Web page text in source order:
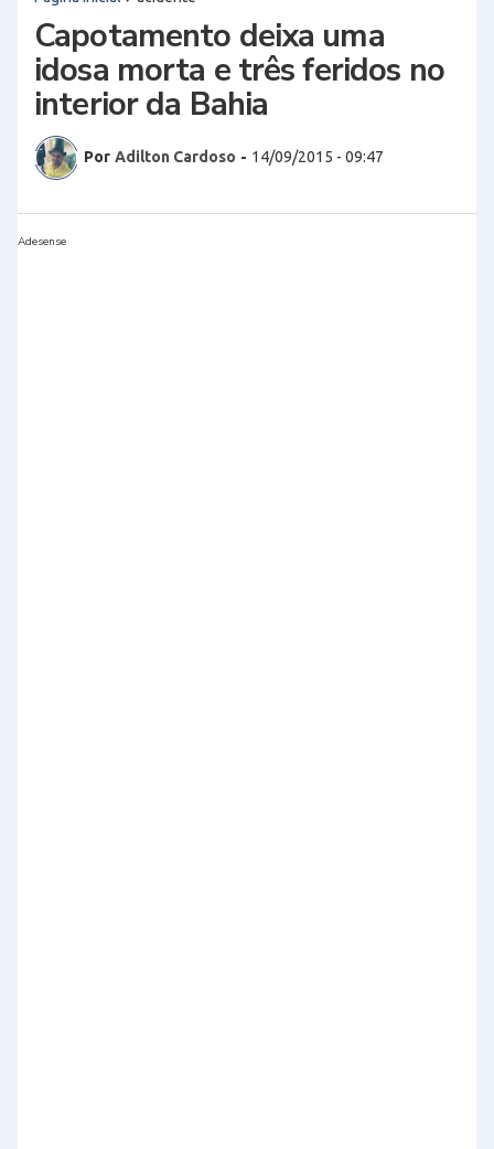
Capotamento deixa uma
idosa morta e três feridos no
interior da Bahia
Por Adilton Cardoso - 14/09/2015 - 09:47
Adesense